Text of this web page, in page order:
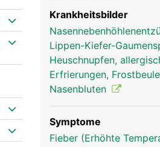
Krankheitsbilder
Lippen-Kiefer-
Heuschnupfen,
Erfrierungen,
Nasenbluten
Symptome
Fieber (Erhöhte